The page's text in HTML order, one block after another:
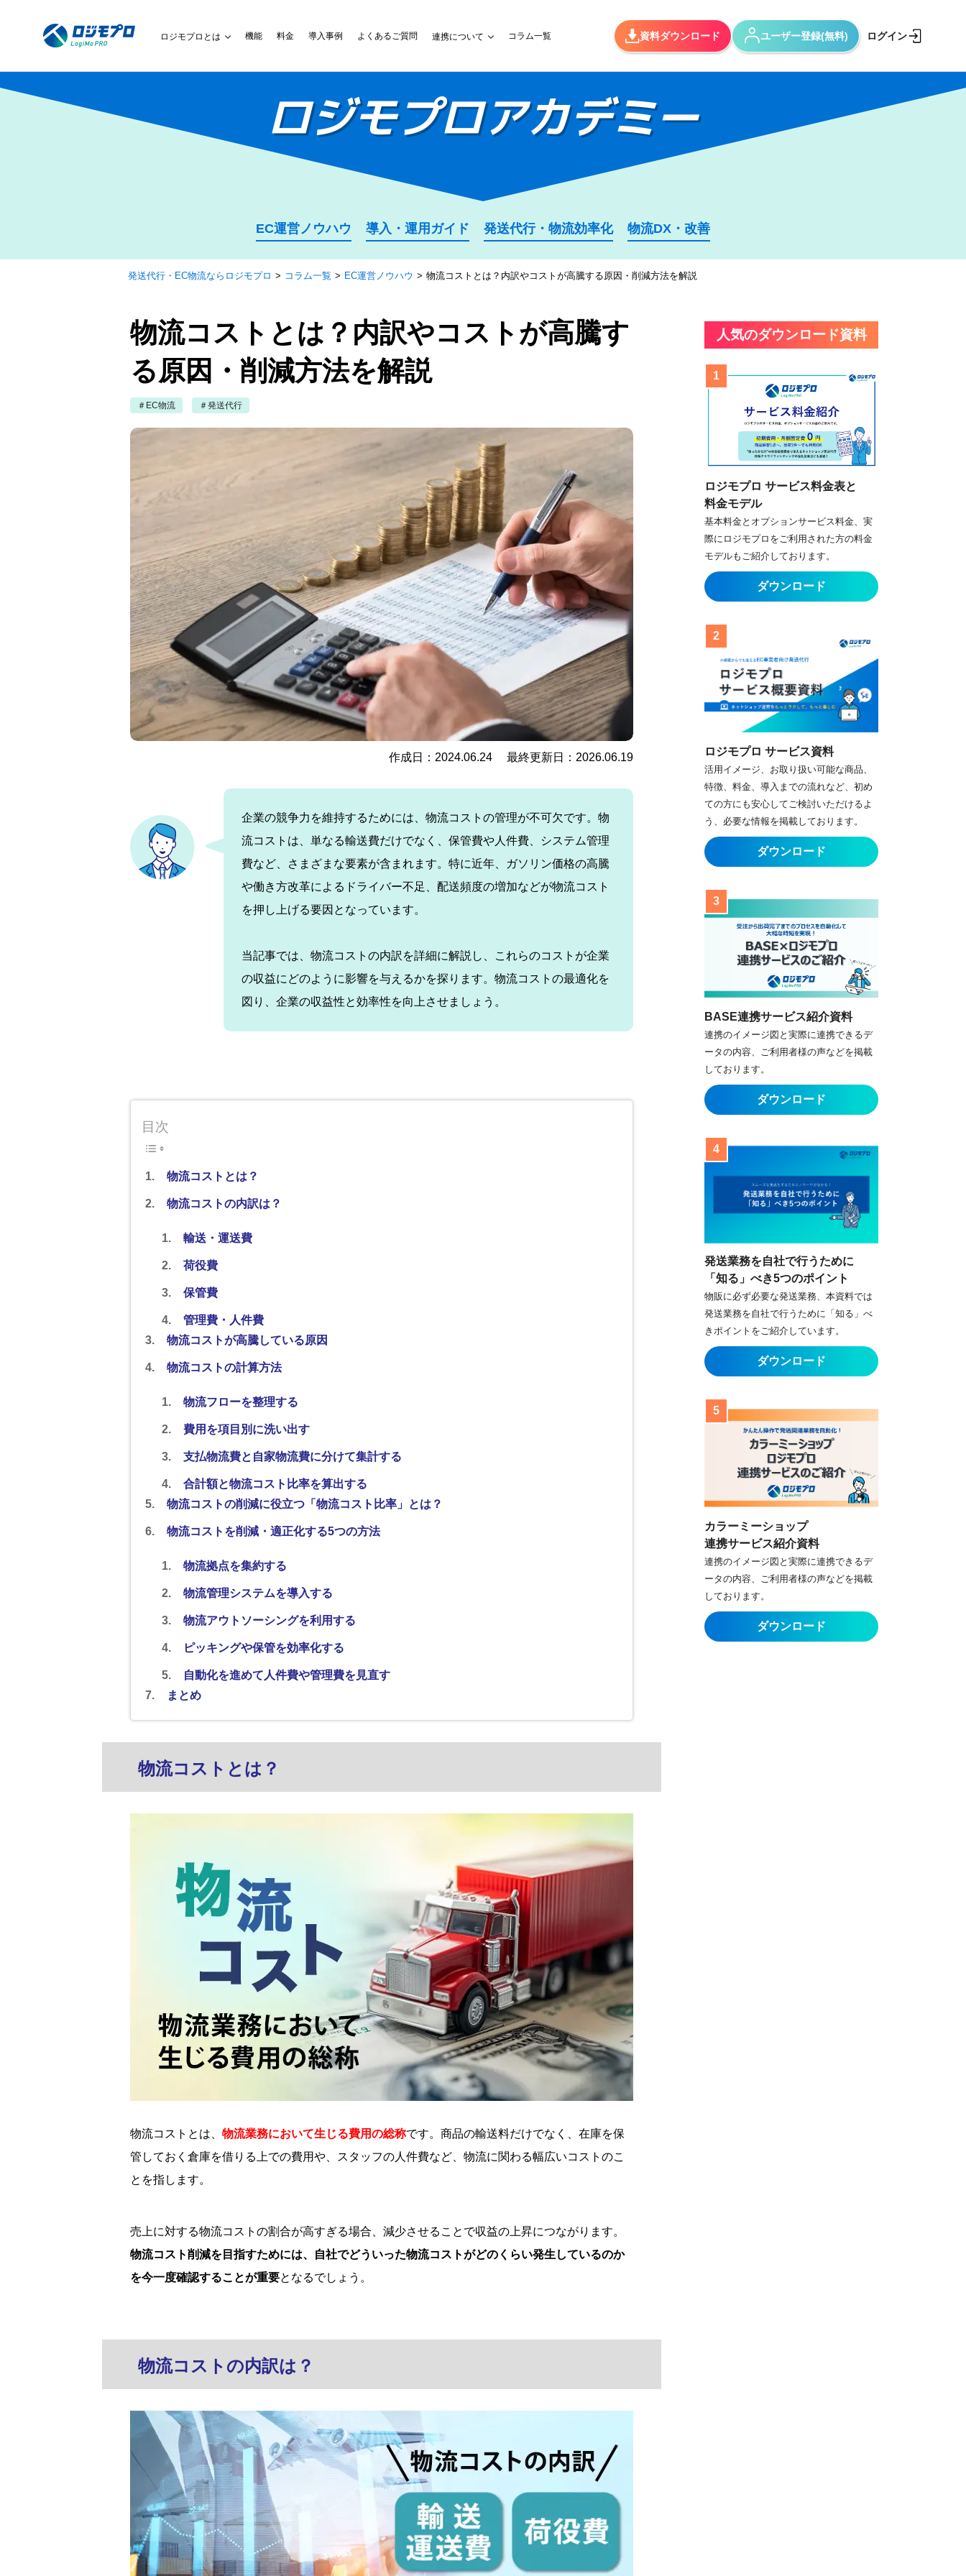
ロジモプロとは 機能 料金 導入事例 よくあるご質問 連携について コラム一覧 資料ダウンロード ユーザー登録(無料) ログイン
ロジモプロアカデミー
EC運営ノウハウ 導入・運用ガイド 発送代行・物流効率化 物流DX・改善
発送代行・EC物流ならロジモプロ コラム一覧 EC運営ノウハウ 物流コストとは？内訳やコストが高騰する原因・削減方法を解説
物流コストとは？内訳やコストが高騰す
る原因・削減方法を解説
＃EC物流 ＃発送代行
作成日：2024.06.24 最終更新日：2026.06.19
企業の競争力を維持するためには、物流コストの管理が不可欠です。物
流コストは、単なる輸送費だけでなく、保管費や人件費、システム管理
費など、さまざまな要素が含まれます。特に近年、ガソリン価格の高騰
や働き方改革によるドライバー不足、配送頻度の増加などが物流コスト
を押し上げる要因となっています。
当記事では、物流コストの内訳を詳細に解説し、これらのコストが企業
の収益にどのように影響を与えるかを探ります。物流コストの最適化を
図り、企業の収益性と効率性を向上させましょう。
目次
物流コストとは？
物流コストの内訳は？
輸送・運送費
荷役費
保管費
管理費・人件費
物流コストが高騰している原因
物流コストの計算方法
物流フローを整理する
費用を項目別に洗い出す
支払物流費と自家物流費に分けて集計する
合計額と物流コスト比率を算出する
物流コストの削減に役立つ「物流コスト比率」とは？
物流コストを削減・適正化する5つの方法
物流拠点を集約する
物流管理システムを導入する
物流アウトソーシングを利用する
ピッキングや保管を効率化する
自動化を進めて人件費や管理費を見直す
まとめ
物流コストとは？
物流コストとは、 物流業務において生じる費用の総称です。商品の輸送料だけでなく、在庫を保
管しておく倉庫を借りる上での費用や、スタッフの人件費など、物流に関わる幅広いコストのこ
とを指します。
売上に対する物流コストの割合が高すぎる場合、減少させることで収益の上昇につながります。
物流コスト削減を目指すためには、自社でどういった物流コストがどのくらい発生しているのか
を今一度確認することが重要となるでしょう。
物流コストの内訳は？
人気のダウンロード資料
ロジモプロ サービス料金表と
料金モデル
基本料金とオプションサービス料金、実
際にロジモプロをご利用された方の料金
モデルもご紹介しております。
ロジモプロ サービス資料
活用イメージ、お取り扱い可能な商品、
特徴、料金、導入までの流れなど、初め
ての方にも安心してご検討いただけるよ
う、必要な情報を掲載しております。
BASE連携サービス紹介資料
連携のイメージ図と実際に連携できるデ
ータの内容、ご利用者様の声などを掲載
しております。
発送業務を自社で行うために
「知る」べき5つのポイント
物販に必ず必要な発送業務、本資料では
発送業務を自社で行うために「知る」べ
きポイントをご紹介しています。
カラーミーショップ
連携サービス紹介資料
連携のイメージ図と実際に連携できるデ
ータの内容、ご利用者様の声などを掲載
しております。